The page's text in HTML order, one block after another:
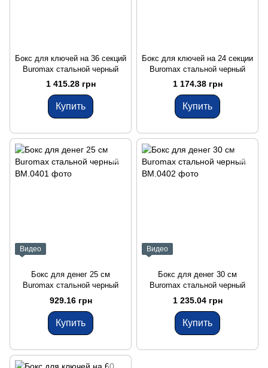
Бокс для ключей на 36 секций
Buromax стальной черный
1 415.28 грн
Купить
Бокс для ключей на 24 секции
Buromax стальной черный
1 174.38 грн
Купить
Видео
Бокс для денег 25 см
Buromax стальной черный
929.16 грн
Купить
Видео
Бокс для денег 30 см
Buromax стальной черный
1 235.04 грн
Купить